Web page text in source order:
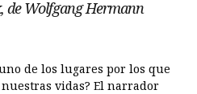
de Wolfgang Hermann
de los lugares por los que
vidas? El narrador